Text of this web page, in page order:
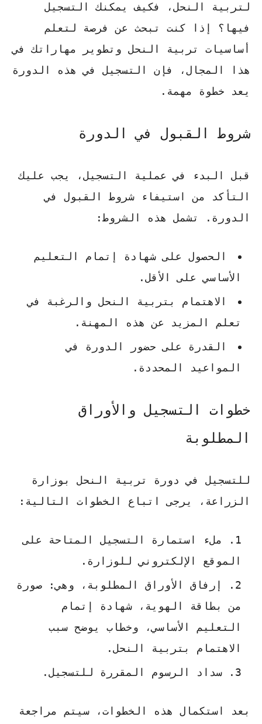
لتربية النحل، فكيف يمكنك التسجيل
فيها؟ إذا كنت تبحث عن فرصة لتعلم
أساسيات تربية النحل وتطوير مهاراتك في
هذا المجال، فإن التسجيل في هذه الدورة
يعد خطوة مهمة.
شروط القبول في الدورة
قبل البدء في عملية التسجيل، يجب عليك
التأكد من استيفاء شروط القبول في
الدورة. تشمل هذه الشروط:
الحصول على شهادة إتمام التعليم
الأساسيعلى الأقل.
الاهتمام بتربية النحل والرغبة في
تعلم المزيد عن هذه المهنة.
القدرة على حضور الدورة في
المواعيد المحددة.
خطوات التسجيل والأوراق
المطلوبة
للتسجيل في دورة تربية النحل بوزارة
الزراعة، يرجى اتباع الخطوات التالية:
ملء استمارة التسجيل المتاحة على
الموقع الإلكتروني للوزارة.
إرفاق الأوراق المطلوبة، وهي: صورة
من بطاقة الهوية، شهادة إتمام
التعليم الأساسي، وخطاب يوضح سبب
الاهتمام بتربية النحل.
سداد الرسوم المقررة للتسجيل.
بعد استكمال هذه الخطوات، سيتم مراجعة